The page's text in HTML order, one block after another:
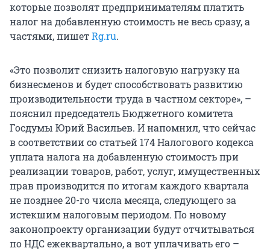
которые позволят предпринимателям платить
налог на добавленную стоимость не весь сразу, а
частями, пишетRg.ru.
«Это позволит снизить налоговую нагрузку на
бизнесменов и будет способствовать развитию
производительности труда в частном секторе», –
пояснил председатель Бюджетного комитета
Госдумы Юрий Васильев. И напомнил, что сейчас
в соответствии со статьей 174 Налогового кодекса
уплата налога на добавленную стоимость при
реализации товаров, работ, услуг, имущественных
прав производится по итогам каждого квартала
не позднее 20-го числа месяца, следующего за
истекшим налоговым периодом. По новому
законопроекту организации будут отчитываться
по НДС ежеквартально, а вот уплачивать его –